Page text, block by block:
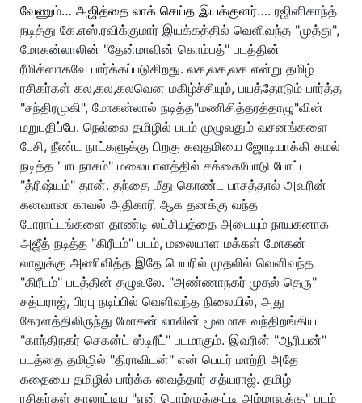
வேணும்… அஜித்தை லாக் செய்த இயக்குனர்…. ரஜினிகாந்த்
நடித்து கே.எஸ்.ரவிக்குமார் இயக்கத்தில் வெளிவந்த "முத்து",
மோகன்லாலின் "தேன்மாவின் கொம்பத்" படத்தின்
ரீமிக்ஸாகவே பார்க்கப்படுகிறது. லக,லக,லக என்று தமிழ்
ரசிகர்கள் கல,கல,கலவென மகிழ்ச்சியும், பயத்தோடும் பார்த்த
"சந்திரமுகி", மோகன்லால் நடித்த"மணிசித்தரத்தாழு"வின்
மறுபதிப்பே. நெல்லை தமிழில் படம் முழுவதும் வசனங்களை
பேசி, நீண்ட நாட்களுக்கு பிறகு கவுதமியை ஜோடியாக்கி கமல்
நடித்த 'பாபநாசம்" மலையாளத்தில் சக்கைபோடு போட்ட
"த்ரிஷ்யம்" தான். தந்தை மீது கொண்ட பாசத்தால் அவரின்
கனவான காவல் அதிகாரி ஆக தனக்கு வந்த
போராட்டங்களை தாண்டி லட்சியத்தை அடையும் நாயகனாக
அஜீத் நடித்த "கிரீடம்" படம், மலையாள மக்கள் மோகன்
லாலுக்கு அணிவித்த இதே பெயரில் முதலில் வெளிவந்த
"கிரீடம்" படத்தின் தழுவலே. "அண்ணாநகர் முதல் தெரு"
சத்யராஜ், பிரபு நடிப்பில் வெளிவந்த நிலையில், அது
கேரளத்திலிருந்து மோகன் லாலின் மூலமாக வந்திறங்கிய
"காந்திநகர் செகன்ட் ஸ்டிரீட்" படமாகும். இவரின் "ஆரியன்"
படத்தை தமிழில் "திராவிடன்" என் பெயர் மாற்றி அதே
கதையை தமிழில் பார்க்க வைத்தார் சத்யராஜ். தமிழ்
ரசிகர்கள் தாலாட்டிய "என் பொம்முக்குட்டி அம்மாவுக்கு" படம்